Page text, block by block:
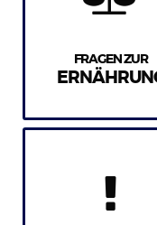
FRAGEN ZUR